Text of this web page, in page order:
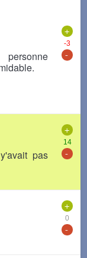
+
-3
-
+
14
-
pas
+
0
-